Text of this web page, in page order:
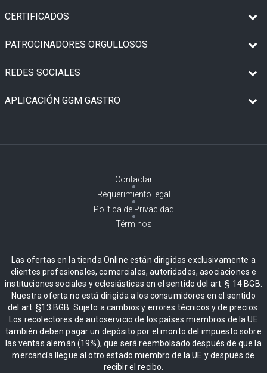
CERTIFICADOS
PATROCINADORES ORGULLOSOS
REDES SOCIALES
APLICACIÓN GGM GASTRO
Contactar
Requerimiento legal
Política de Privacidad
Términos
Las ofertas en la tienda Online están dirigidas exclusivamente a
clientes profesionales, comerciales, autoridades, asociaciones e
instituciones sociales y eclesiásticas en el sentido del art. § 14 BGB.
Nuestra oferta no está dirigida a los consumidores en el sentido
del art. §13 BGB. Sujeto a cambios y errores técnicos y de precios.
Los recolectores de autoservicio de los países miembros de la UE
también deben pagar un depósito por el monto del impuesto sobre
las ventas alemán (19%), que será reembolsado después de que la
mercancía llegue al otro estado miembro de la UE y después de
recibir el recibo.